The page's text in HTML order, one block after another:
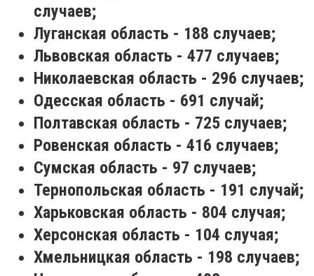
случаев;
Луганская область - 188 случаев;
Львовская область - 477 случаев;
Николаевская область - 296 случаев;
Одесская область - 691 случай;
Полтавская область - 725 случаев;
Ровенская область - 416 случаев;
Сумская область - 97 случаев;
Тернопольская область - 191 случай;
Харьковская область - 804 случая;
Херсонская область - 104 случая;
Хмельницкая область - 198 случаев;